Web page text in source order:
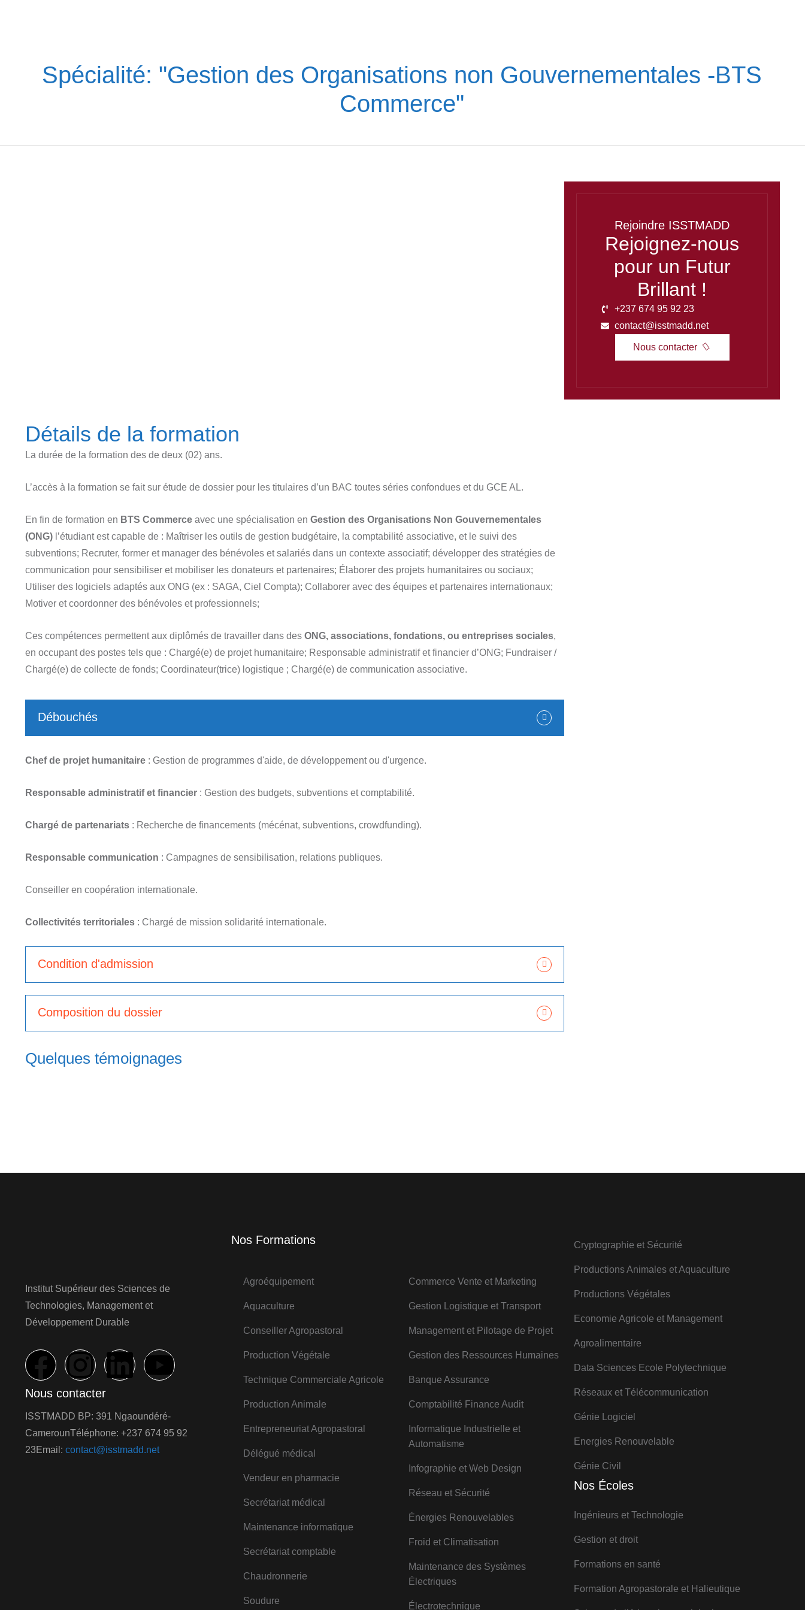
Spécialité: "Gestion des Organisations non Gouvernementales -BTS
Commerce"
Détails de la formation
La durée de la formation des de deux (02) ans.
L’accès à la formation se fait sur étude de dossier pour les titulaires d’un BAC toutes séries confondues et du GCE AL.
En fin de formation en BTS Commerce avec une spécialisation en Gestion des Organisations Non Gouvernementales
(ONG) l’étudiant est capable de : Maîtriser les outils de gestion budgétaire, la comptabilité associative, et le suivi des
subventions; Recruter, former et manager des bénévoles et salariés dans un contexte associatif; développer des stratégies de
communication pour sensibiliser et mobiliser les donateurs et partenaires; Élaborer des projets humanitaires ou sociaux;
Utiliser des logiciels adaptés aux ONG (ex : SAGA, Ciel Compta); Collaborer avec des équipes et partenaires internationaux;
Motiver et coordonner des bénévoles et professionnels;
Ces compétences permettent aux diplômés de travailler dans des ONG, associations, fondations, ou entreprises sociales,
en occupant des postes tels que : Chargé(e) de projet humanitaire; Responsable administratif et financier d’ONG; Fundraiser /
Chargé(e) de collecte de fonds; Coordinateur(trice) logistique ; Chargé(e) de communication associative.
Débouchés
Chef de projet humanitaire : Gestion de programmes d'aide, de développement ou d'urgence.
Responsable administratif et financier : Gestion des budgets, subventions et comptabilité.
Chargé de partenariats : Recherche de financements (mécénat, subventions, crowdfunding).
Responsable communication : Campagnes de sensibilisation, relations publiques.
Conseiller en coopération internationale.
Collectivités territoriales : Chargé de mission solidarité internationale.
Condition d'admission
Composition du dossier
Quelques témoignages
Rejoindre ISSTMADD
Rejoignez-nous
pour un Futur
Brillant !
+237 674 95 92 23
contact@isstmadd.net
Nous contacter
Institut Supérieur des Sciences de
Technologies, Management et
Développement Durable
Nous contacter
ISSTMADD BP: 391 Ngaoundéré-
CamerounTéléphone: +237 674 95 92
23Email: contact@isstmadd.net
Nos Formations
Agroéquipement
Aquaculture
Conseiller Agropastoral
Production Végétale
Technique Commerciale Agricole
Production Animale
Entrepreneuriat Agropastoral
Délégué médical
Vendeur en pharmacie
Secrétariat médical
Maintenance informatique
Secrétariat comptable
Chaudronnerie
Soudure
Commerce Vente et Marketing
Gestion Logistique et Transport
Management et Pilotage de Projet
Gestion des Ressources Humaines
Banque Assurance
Comptabilité Finance Audit
Informatique Industrielle et
Automatisme
Infographie et Web Design
Réseau et Sécurité
Énergies Renouvelables
Froid et Climatisation
Maintenance des Systèmes
Électriques
Électrotechnique
Cryptographie et Sécurité
Productions Animales et Aquaculture
Productions Végétales
Economie Agricole et Management
Agroalimentaire
Data Sciences Ecole Polytechnique
Réseaux et Télécommunication
Génie Logiciel
Energies Renouvelable
Génie Civil
Nos Écoles
Ingénieurs et Technologie
Gestion et droit
Formations en santé
Formation Agropastorale et Halieutique